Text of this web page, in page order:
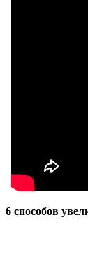
6 способов